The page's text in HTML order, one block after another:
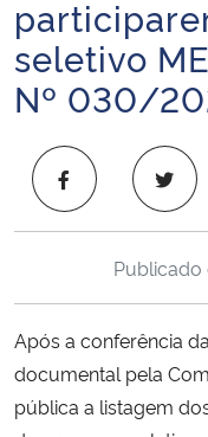
Ministério da Cidadania
Ministério da Saúde
Ministério da Ciência,
Ministério do Meio Ambiente
Ministério do
seletivo
Nº 030/
Publicado
Após a conferência
documental pela
pública a listagem